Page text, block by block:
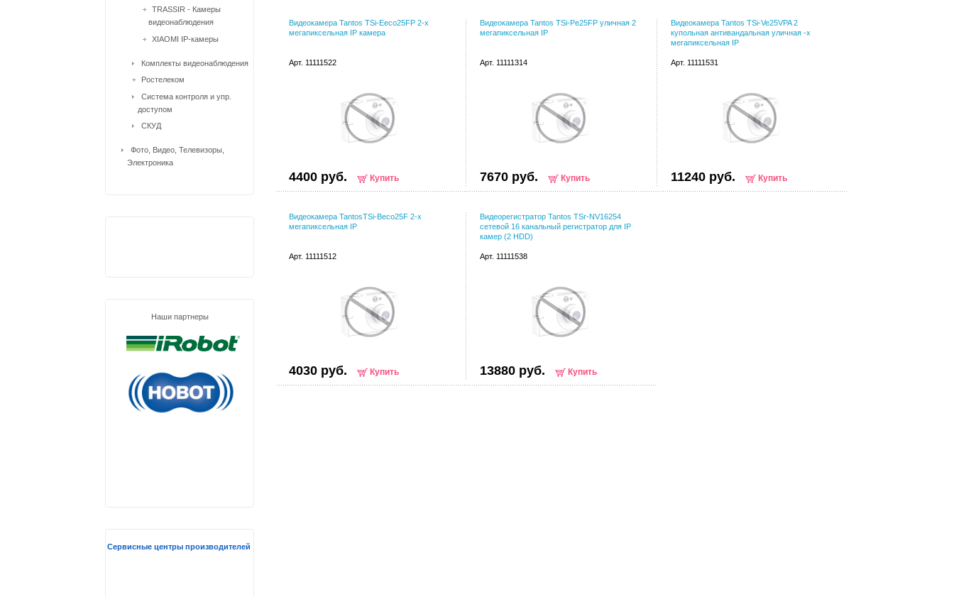
Видеокамера Tantos TSi-Eeco25FP 2-х
мегапиксельная IP камера
Арт. 11111522
4400 руб. Купить
Видеокамера Tantos TSi-Pe25FP уличная 2
мегапиксельная IP
Арт. 11111314
7670 руб. Купить
Видеокамера Tantos TSi-Ve25VPA 2
купольная антивандальная уличная -х
мегапиксельная IP
Арт. 11111531
11240 руб. Купить
Видеокамера TantosTSi-Beco25F 2-х
мегапиксельная IP
Арт. 11111512
4030 руб. Купить
Видеорегистратор Tantos TSr-NV16254
сетевой 16 канальный регистратор для IP
камер (2 HDD)
Арт. 11111538
13880 руб. Купить
TRASSIR - Камеры
видеонаблюдения
XIAOMI IP-камеры
Комплекты видеонаблюдения
Ростелеком
Система контроля и упр.
доступом
СКУД
Фото, Видео, Телевизоры,
Электроника
Наши партнеры
Сервисные центры производителей